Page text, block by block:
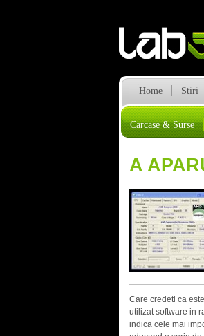
Home Stiri
Carcase & Surse
A
Care credeti ca
utilizat software in
indica cele mai